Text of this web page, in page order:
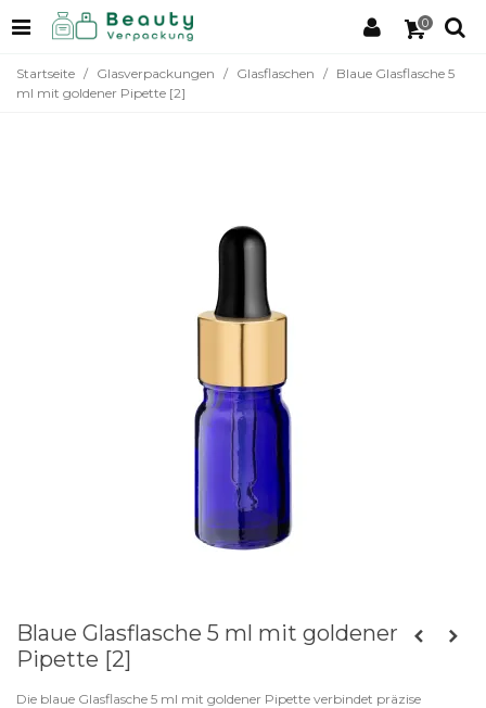
0
Startseite / Glasverpackungen / Glasflaschen / Blaue Glasflasche 5
ml mit goldener Pipette [2]
Blaue Glasflasche 5 ml mit goldener
Pipette [2]
Die blaue Glasflasche 5 ml mit goldener Pipette verbindet präzise